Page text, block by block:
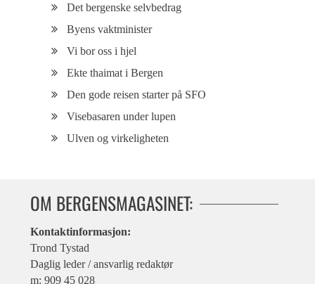
Det bergenske selvbedrag
Byens vaktminister
Vi bor oss i hjel
Ekte thaimat i Bergen
Den gode reisen starter på SFO
Visebasaren under lupen
Ulven og virkeligheten
OM BERGENSMAGASINET:
Kontaktinformasjon:
Trond Tystad
Daglig leder / ansvarlig redaktør
m: 909 45 028